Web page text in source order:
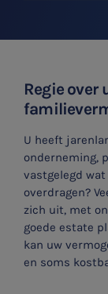
Regie over
U heeft
onderneming,
vastgelegd
overdragen?
zich uit, met
goede estate
kan uw
en soms